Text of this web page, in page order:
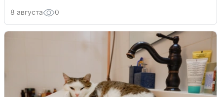
8 августа 0